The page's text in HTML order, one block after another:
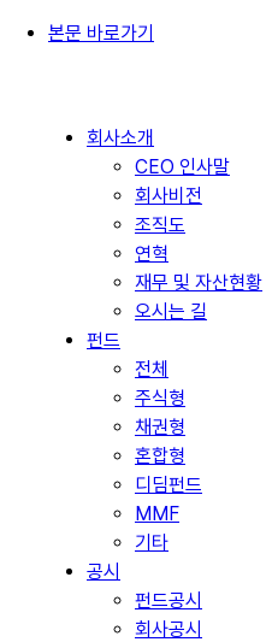
본문 바로가기
회사소개
CEO 인사말
회사비전
조직도
연혁
재무 및 자산현황
오시는 길
펀드
전체
주식형
채권형
혼합형
디딤펀드
MMF
기타
공시
펀드공시
회사공시